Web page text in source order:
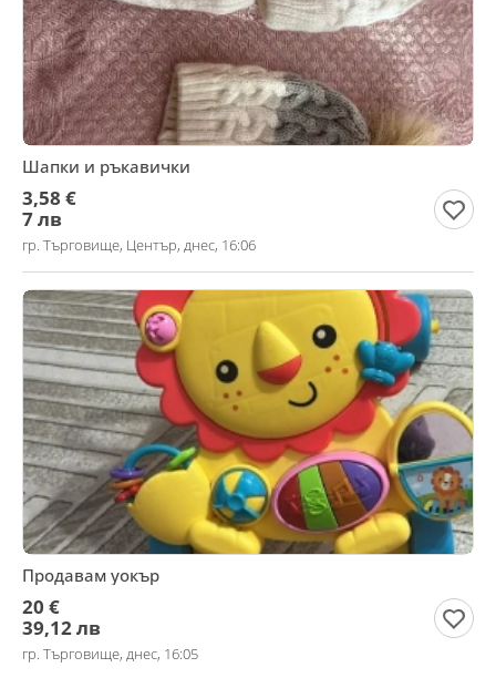
Шапки и ръкавички
3,58 €
7 лв
гр. Търговище, Център, днес, 16:06
Продавам уокър
20 €
39,12 лв
гр. Търговище, днес, 16:05